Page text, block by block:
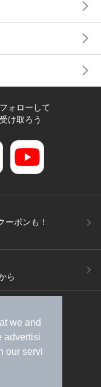
we and
advertisi
our servi
ォローして
け取ろう
ーポンも！
ら
稿のご案内
規約
プ
採用情報